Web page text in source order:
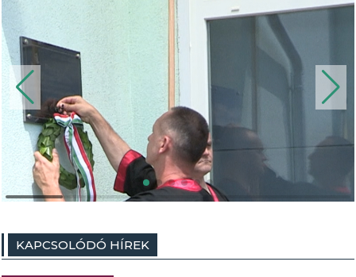
KAPCSOLÓDÓ HÍREK